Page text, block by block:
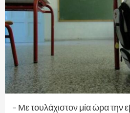
– Με τουλάχιστον μία ώρα την